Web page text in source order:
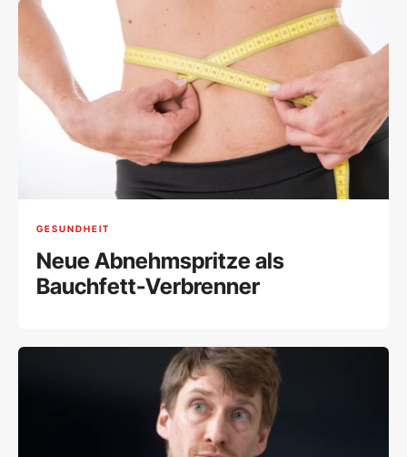
GESUNDHEIT
Neue Abnehmspritze als
Bauchfett-Verbrenner